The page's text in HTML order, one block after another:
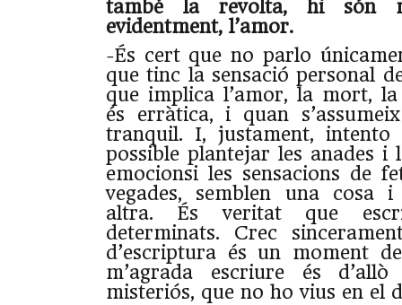
també la revolta, hi són
evidentment, l’amor.
-És cert que no parlo
que tinc la sensació personal
que implica l’amor, la mort,
és erràtica, i quan
tranquil. I, justament,
possible plantejar les anades i
emocionsi les sensacions de
vegades, semblen una cosa
altra. És veritat que
determinats. Crec
d’escriptura és un moment
m’agrada escriure és
misteriós, que no ho vius en el